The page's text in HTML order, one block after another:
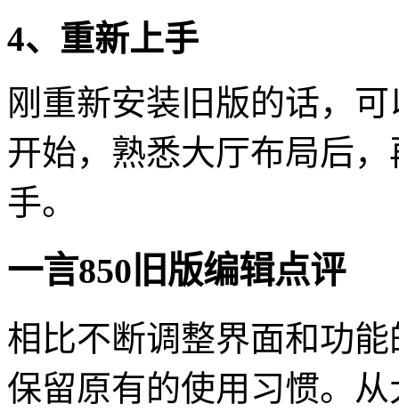
4、重新上手
刚重新安装旧版的话，
开始，熟悉大厅布局后
手。
一言850旧版编辑点评
相比不断调整界面和功
保留原有的使用习惯。